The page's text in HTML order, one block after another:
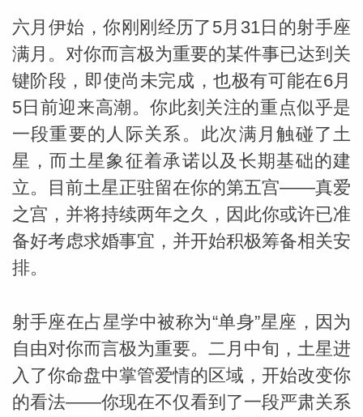
网_苏珊
六月伊始，你刚刚经历了5月31日的射手座
满月。对你而言极为重要的某件事已达到关
键阶段，即使尚未完成，也极有可能在6月
5日前迎来高潮。你此刻关注的重点似乎是
一段重要的人际关系。此次满月触碰了土
星，而土星象征着承诺以及长期基础的建
立。目前土星正驻留在你的第五宫——真爱
之宫，并将持续两年之久，因此你或许已准
备好考虑求婚事宜，并开始积极筹备相关安
排。
射手座在占星学中被称为“单身”星座，因为
自由对你而言极为重要。二月中旬，土星进
入了你命盘中掌管爱情的区域，开始改变你
的看法——你现在不仅看到了一段严肃关系